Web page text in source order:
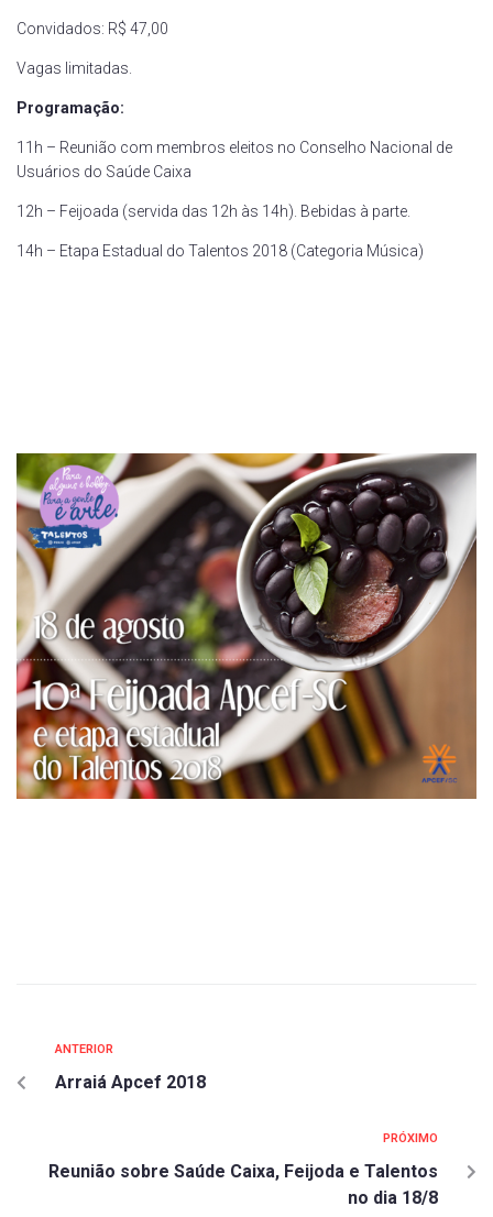
Convidados: R$ 47,00
Vagas limitadas.
Programação:
11h – Reunião com membros eleitos no Conselho Nacional de
Usuários do Saúde Caixa
12h – Feijoada (servida das 12h às 14h). Bebidas à parte.
14h – Etapa Estadual do Talentos 2018 (Categoria Música)
ANTERIOR
Arraiá Apcef 2018
PRÓXIMO
Reunião sobre Saúde Caixa, Feijoda e Talentos
no dia 18/8